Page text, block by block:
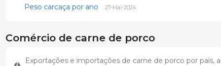
Peso carcaça por ano 27-Mai-2024
Comércio de carne de porco
Exportações e importações de carne de porco por país,